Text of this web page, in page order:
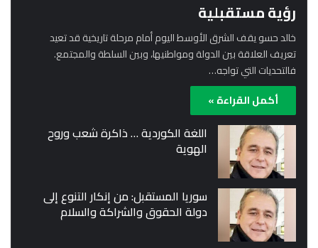
رؤية مستقبلية
خالد حسو يقف الشرق الأوسط اليوم أمام مرحلة تاريخية قد تعيد
تعريف العلاقة بين الدولة ومواطنيها، وبين السلطة والمجتمع.
فالتحديات التي تواجه…
أكمل القراءة »
اللغة الكوردية … ذاكرة شعب وروح
الهوية
سوريا المستقبل: من إنكار التنوع إلى
دولة الحقوق والشراكة والسلام